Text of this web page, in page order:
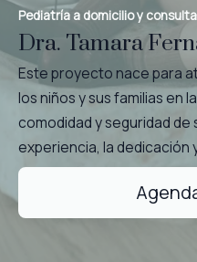
Pediatría a domicilio y
Dra. Tamara
Este proyecto nace para
los niños y sus familias en la
comodidad y seguridad de
experiencia, la dedicación